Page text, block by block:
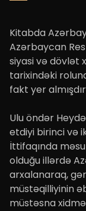
Kitabda
Azərbaycan
siyasi və dövlət
tarixindəki
fakt yer
Ulu öndər
etdiyi birinci və
İttifaqında
olduğu illərdə
arxalanaraq,
müstəqilliyinin
müstəsna